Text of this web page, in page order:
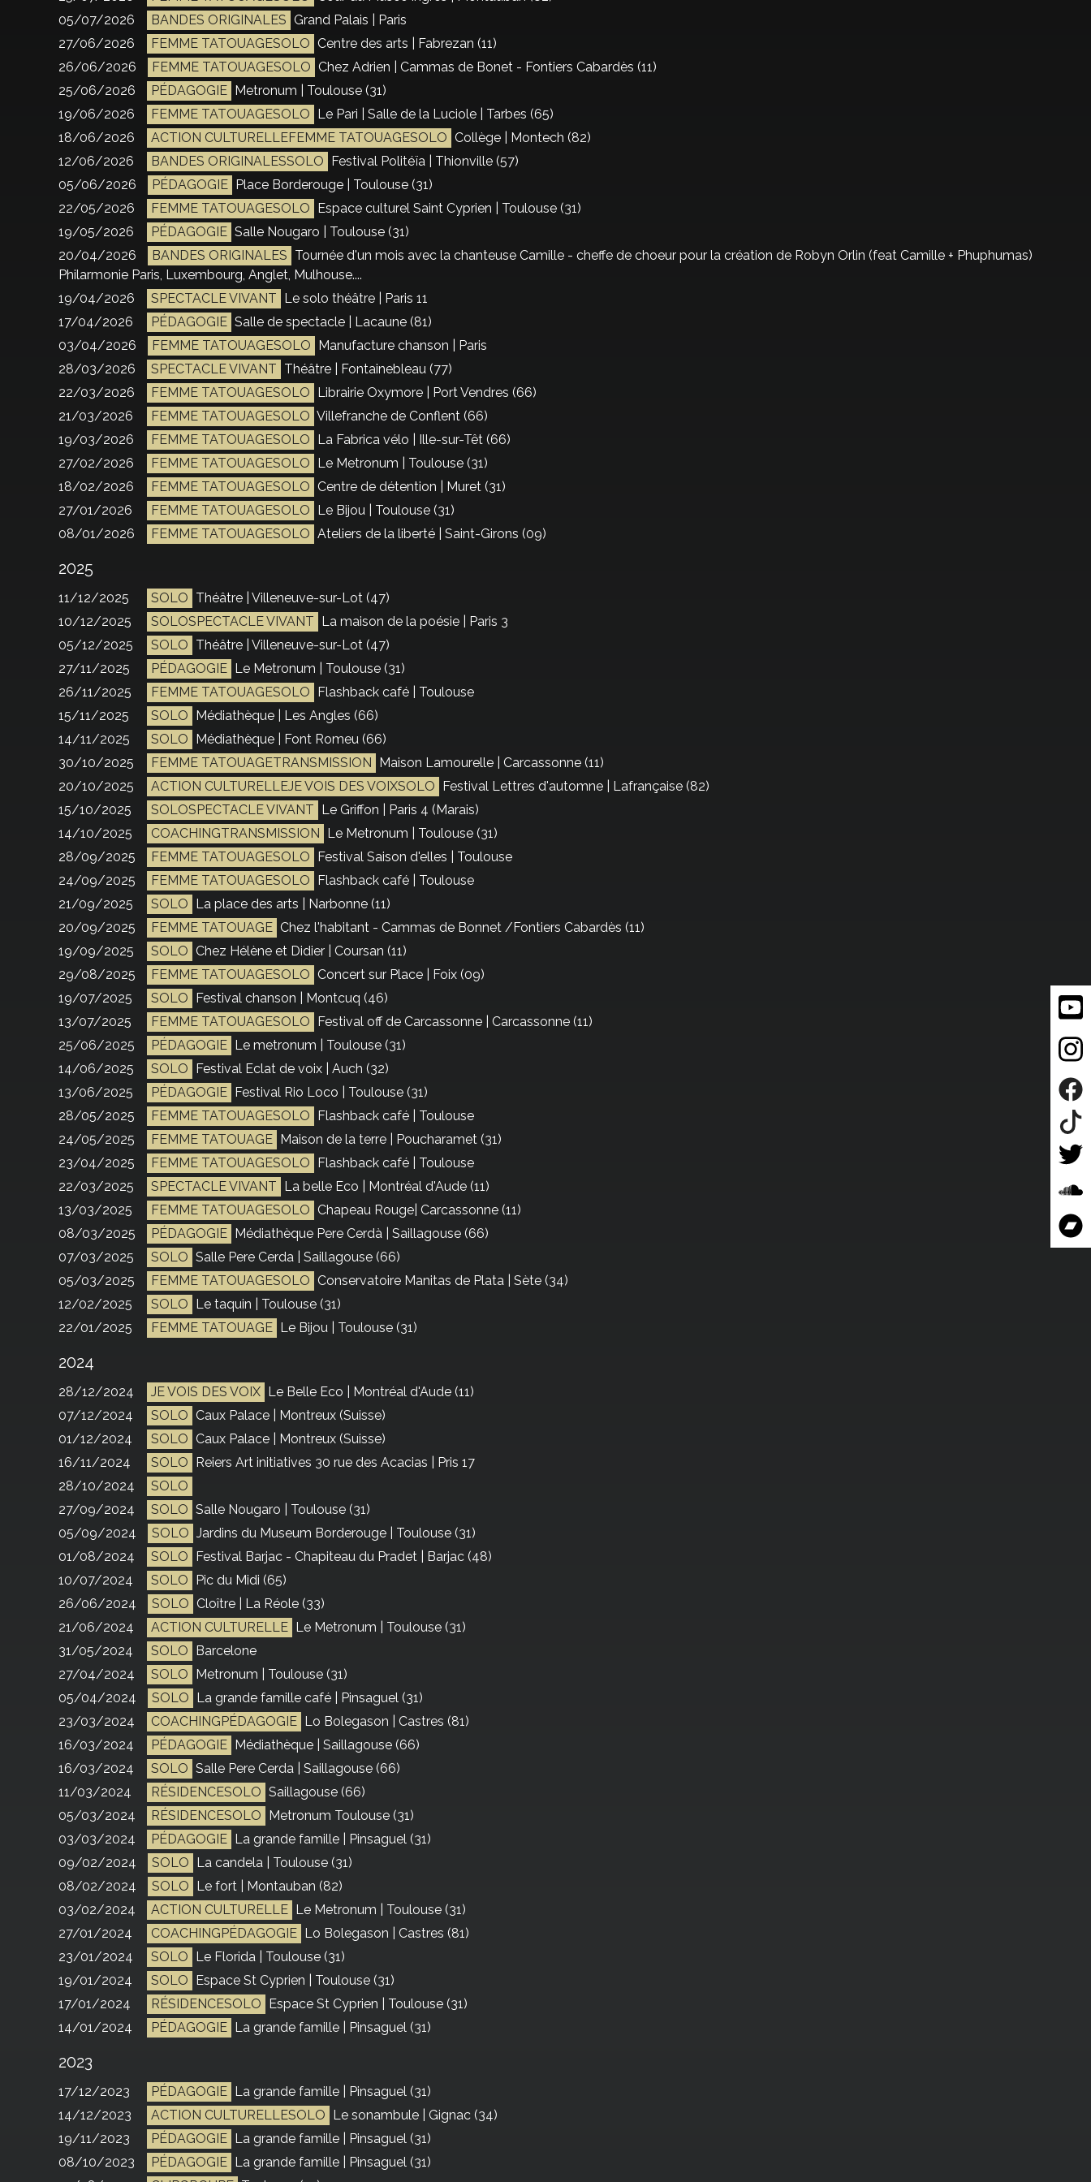
05/07/2026
BANDES ORIGINALES Grand Palais | Paris
27/06/2026
FEMME TATOUAGESOLO Centre des arts | Fabrezan (11)
26/06/2026
FEMME TATOUAGESOLO Chez Adrien | Cammas de Bonet - Fontiers Cabardès (11)
25/06/2026
PÉDAGOGIE Metronum | Toulouse (31)
19/06/2026
FEMME TATOUAGESOLO Le Pari | Salle de la Luciole | Tarbes (65)
18/06/2026
ACTION CULTURELLEFEMME TATOUAGESOLO Collège | Montech (82)
12/06/2026
BANDES ORIGINALESSOLO Festival Politéïa | Thionville (57)
05/06/2026
PÉDAGOGIE Place Borderouge | Toulouse (31)
22/05/2026
FEMME TATOUAGESOLO Espace culturel Saint Cyprien | Toulouse (31)
19/05/2026
PÉDAGOGIE Salle Nougaro | Toulouse (31)
20/04/2026
BANDES ORIGINALES Tournée d'un mois avec la chanteuse Camille - cheffe de choeur pour la création de Robyn Orlin (feat Camille + Phuphumas)
Philarmonie Paris, Luxembourg, Anglet, Mulhouse....
19/04/2026
SPECTACLE VIVANT Le solo théâtre | Paris 11
17/04/2026
PÉDAGOGIE Salle de spectacle | Lacaune (81)
03/04/2026
FEMME TATOUAGESOLO Manufacture chanson | Paris
28/03/2026
SPECTACLE VIVANT Théâtre | Fontainebleau (77)
22/03/2026
FEMME TATOUAGESOLO Librairie Oxymore | Port Vendres (66)
21/03/2026
FEMME TATOUAGESOLO Villefranche de Conflent (66)
19/03/2026
FEMME TATOUAGESOLO La Fabrica vélo | Ille-sur-Têt (66)
27/02/2026
FEMME TATOUAGESOLO Le Metronum | Toulouse (31)
18/02/2026
FEMME TATOUAGESOLO Centre de détention | Muret (31)
27/01/2026
FEMME TATOUAGESOLO Le Bijou | Toulouse (31)
08/01/2026
FEMME TATOUAGESOLO Ateliers de la liberté | Saint-Girons (09)
2025
11/12/2025 SOLO Théâtre | Villeneuve-sur-Lot (47)
10/12/2025
SOLOSPECTACLE VIVANT La maison de la poésie | Paris 3
05/12/2025
SOLO Théâtre | Villeneuve-sur-Lot (47)
27/11/2025
PÉDAGOGIE Le Metronum | Toulouse (31)
26/11/2025
FEMME TATOUAGESOLO Flashback café | Toulouse
15/11/2025
SOLO Médiathèque | Les Angles (66)
14/11/2025
SOLO Médiathèque | Font Romeu (66)
30/10/2025
FEMME TATOUAGETRANSMISSION Maison Lamourelle | Carcassonne (11)
20/10/2025
ACTION CULTURELLEJE VOIS DES VOIXSOLO Festival Lettres d'automne | Lafrançaise (82)
15/10/2025
SOLOSPECTACLE VIVANT Le Griffon | Paris 4 (Marais)
14/10/2025
COACHINGTRANSMISSION Le Metronum | Toulouse (31)
28/09/2025
FEMME TATOUAGESOLO Festival Saison d'elles | Toulouse
24/09/2025
FEMME TATOUAGESOLO Flashback café | Toulouse
21/09/2025
SOLO La place des arts | Narbonne (11)
20/09/2025
FEMME TATOUAGE Chez l'habitant - Cammas de Bonnet /Fontiers Cabardès (11)
19/09/2025
SOLO Chez Hélène et Didier | Coursan (11)
29/08/2025
FEMME TATOUAGESOLO Concert sur Place | Foix (09)
19/07/2025
SOLO Festival chanson | Montcuq (46)
13/07/2025
FEMME TATOUAGESOLO Festival off de Carcassonne | Carcassonne (11)
25/06/2025
PÉDAGOGIE Le metronum | Toulouse (31)
14/06/2025
SOLO Festival Eclat de voix | Auch (32)
13/06/2025
PÉDAGOGIE Festival Rio Loco | Toulouse (31)
28/05/2025
FEMME TATOUAGESOLO Flashback café | Toulouse
24/05/2025
FEMME TATOUAGE Maison de la terre | Poucharamet (31)
23/04/2025
FEMME TATOUAGESOLO Flashback café | Toulouse
22/03/2025
SPECTACLE VIVANT La belle Eco | Montréal d'Aude (11)
13/03/2025
FEMME TATOUAGESOLO Chapeau Rouge| Carcassonne (11)
08/03/2025
PÉDAGOGIE Médiathèque Pere Cerdà | Saillagouse (66)
07/03/2025
SOLO Salle Pere Cerda | Saillagouse (66)
05/03/2025
FEMME TATOUAGESOLO Conservatoire Manitas de Plata | Sète (34)
12/02/2025
SOLO Le taquin | Toulouse (31)
22/01/2025
FEMME TATOUAGE Le Bijou | Toulouse (31)
2024
28/12/2024 JE VOIS DES VOIX Le Belle Eco | Montréal d'Aude (11)
07/12/2024
SOLO Caux Palace | Montreux (Suisse)
01/12/2024
SOLO Caux Palace | Montreux (Suisse)
16/11/2024
SOLO Reiers Art initiatives 30 rue des Acacias | Pris 17
28/10/2024
SOLO
27/09/2024
SOLO Salle Nougaro | Toulouse (31)
05/09/2024
SOLO Jardins du Museum Borderouge | Toulouse (31)
01/08/2024
SOLO Festival Barjac - Chapiteau du Pradet | Barjac (48)
10/07/2024
SOLO Pic du Midi (65)
26/06/2024
SOLO Cloître | La Réole (33)
21/06/2024
ACTION CULTURELLE Le Metronum | Toulouse (31)
31/05/2024
SOLO Barcelone
27/04/2024
SOLO Metronum | Toulouse (31)
05/04/2024
SOLO La grande famille café | Pinsaguel (31)
23/03/2024
COACHINGPÉDAGOGIE Lo Bolegason | Castres (81)
16/03/2024
PÉDAGOGIE Médiathèque | Saillagouse (66)
16/03/2024
SOLO Salle Pere Cerda | Saillagouse (66)
11/03/2024
RÉSIDENCESOLO Saillagouse (66)
05/03/2024
RÉSIDENCESOLO Metronum Toulouse (31)
03/03/2024
PÉDAGOGIE La grande famille | Pinsaguel (31)
09/02/2024
SOLO La candela | Toulouse (31)
08/02/2024
SOLO Le fort | Montauban (82)
03/02/2024
ACTION CULTURELLE Le Metronum | Toulouse (31)
27/01/2024
COACHINGPÉDAGOGIE Lo Bolegason | Castres (81)
23/01/2024
SOLO Le Florida | Toulouse (31)
19/01/2024
SOLO Espace St Cyprien | Toulouse (31)
17/01/2024
RÉSIDENCESOLO Espace St Cyprien | Toulouse (31)
14/01/2024
PÉDAGOGIE La grande famille | Pinsaguel (31)
2023
17/12/2023 PÉDAGOGIE La grande famille | Pinsaguel (31)
14/12/2023
ACTION CULTURELLESOLO Le sonambule | Gignac (34)
19/11/2023
PÉDAGOGIE La grande famille | Pinsaguel (31)
08/10/2023
PÉDAGOGIE La grande famille | Pinsaguel (31)